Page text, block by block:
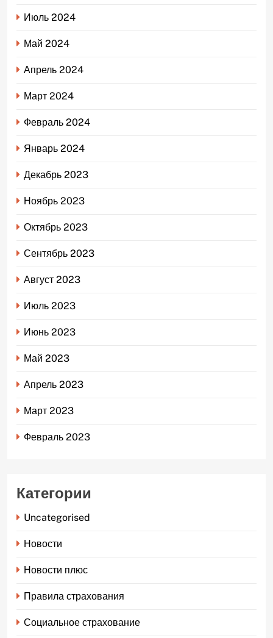
Июль 2024
Май 2024
Апрель 2024
Март 2024
Февраль 2024
Январь 2024
Декабрь 2023
Ноябрь 2023
Октябрь 2023
Сентябрь 2023
Август 2023
Июль 2023
Июнь 2023
Май 2023
Апрель 2023
Март 2023
Февраль 2023
Категории
Uncategorised
Новости
Новости плюс
Правила страхования
Социальное страхование